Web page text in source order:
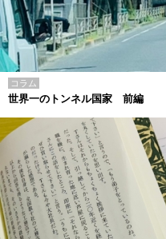
コラム
世界一のトンネル国家 前編